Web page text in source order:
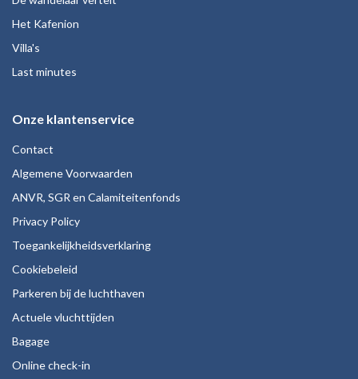
Het Kafenion
Villa's
Last minutes
Onze klantenservice
Contact
Algemene Voorwaarden
ANVR, SGR en Calamiteitenfonds
Privacy Policy
Toegankelijkheidsverklaring
Cookiebeleid
Parkeren bij de luchthaven
Actuele vluchttijden
Bagage
Online check-in